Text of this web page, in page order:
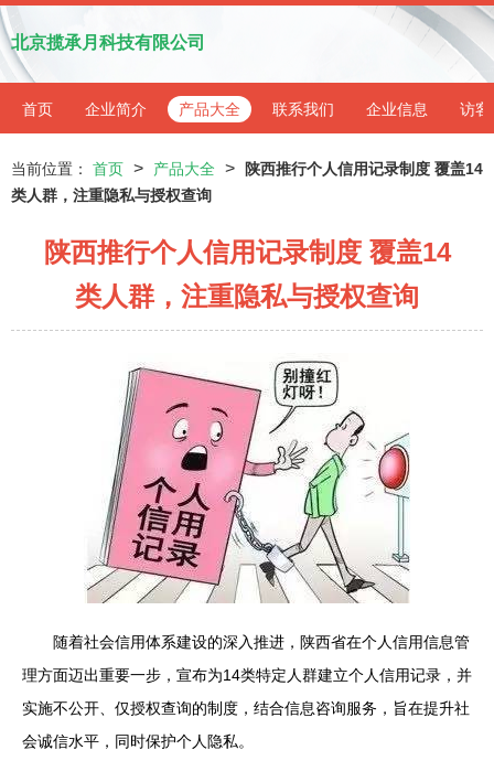
北京揽承月科技有限公司
首页 企业简介 产品大全 联系我们 企业信息 访客
当前位置： 首页 > 产品大全 >
陕西推行个人信用记录制度 覆盖14
类人群，注重隐私与授权查询
陕西推行个人信用记录制度 覆盖14
类人群，注重隐私与授权查询
随着社会信用体系建设的深入推进，陕西省在个人信用信息管
理方面迈出重要一步，宣布为14类特定人群建立个人信用记录，并
实施不公开、仅授权查询的制度，结合信息咨询服务，旨在提升社
会诚信水平，同时保护个人隐私。